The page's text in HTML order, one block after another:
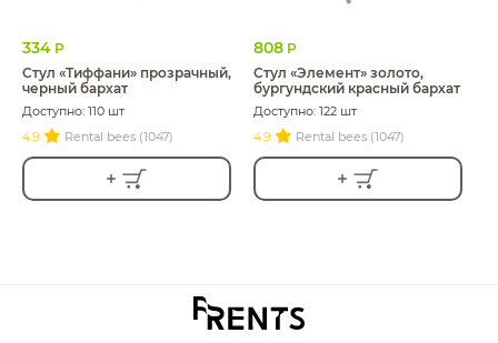
334 Р
Стул «Тиффани» прозрачный,
черный бархат
Доступно: 110 шт
4.9
Rental bees (1047)
808 Р
Стул «Элемент» золото,
бургундский красный бархат
Доступно: 122 шт
4.9
Rental bees (1047)